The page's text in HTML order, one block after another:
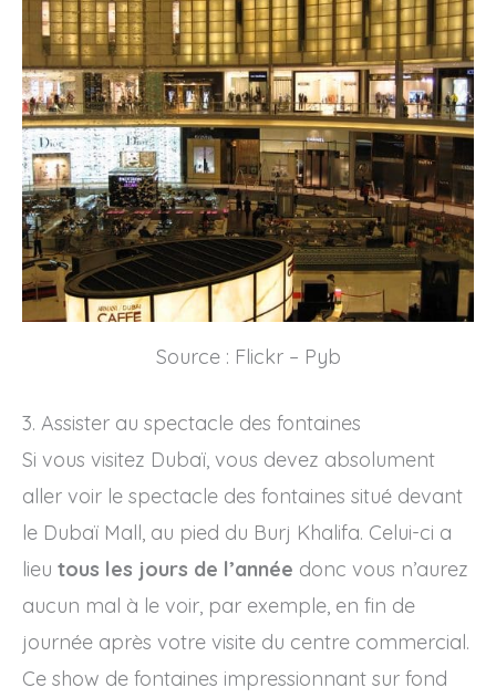
Source : Flickr – Pyb
3. Assister au spectacle des fontaines
Si vous visitez Dubaï, vous devez absolument
aller voir le spectacle des fontaines situé devant
le Dubaï Mall, au pied du Burj Khalifa. Celui-ci a
lieu tous les jours de l’année donc vous n’aurez
aucun mal à le voir, par exemple, en fin de
journée après votre visite du centre commercial.
Ce show de fontaines impressionnant sur fond